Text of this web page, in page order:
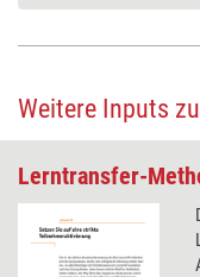
Weitere Inputs